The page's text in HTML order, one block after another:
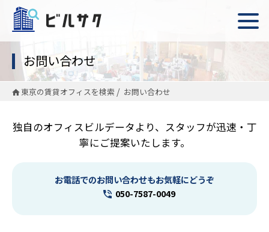
お問い合わせ
東京の賃貸オフィスを検索 お問い合わせ
独自のオフィスビルデータより、スタッフが迅速・丁
寧にご提案いたします。
お電話でのお問い合わせもお気軽にどうぞ
050-7587-0049